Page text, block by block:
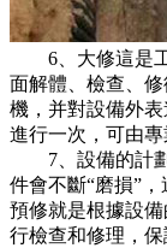
6、大修這是工
面解體、檢查、
機，并對設備外
進行一次，可由專
7、設備的計劃
件會不斷“磨損”
預修就是根據設
行檢查和修理，